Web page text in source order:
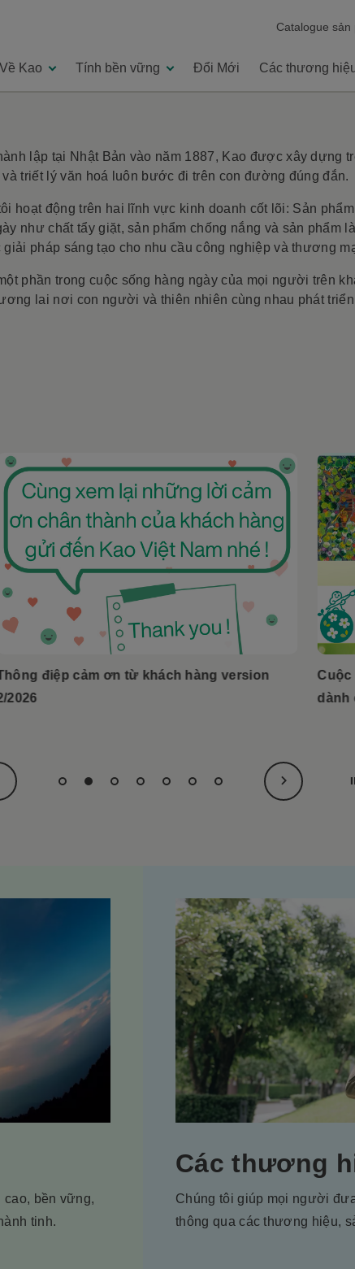
Catalogue sản
Về Kao Tính bền vững Đổi Mới Các thương
Mục đích và giá trị của chúng tôi
lập tại Nhật Bản vào năm 1887, Kao được xây dựng
triết lý văn hoá luôn bước đi trên con đường đúng đắn.
hoạt động trên hai lĩnh vực kinh doanh cốt lõi: Sản
như chất tẩy giặt, sản phẩm chống nắng và sản phẩm
giải pháp sáng tạo cho nhu cầu công nghiệp và thương
phần trong cuộc sống hàng ngày của mọi người trên
lai nơi con người và thiên nhiên cùng nhau phát
điệp cảm ơn từ khách hàng version
2026
Cuộc
dành
cao, bền vững,
tinh.
Các thương
Chúng tôi giúp mọi người
thông qua các thương hiệu,